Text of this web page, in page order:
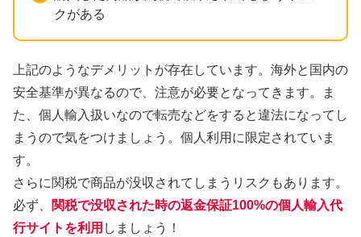
クがある
上記のようなデメリットが存在しています。海外と国内の
安全基準が異なるので、注意が必要となってきます。ま
た、個人輸入扱いなので転売などをすると違法になってし
まうので気をつけましょう。個人利用に限定されていま
す。
さらに関税で商品が没収されてしまうリスクもあります。
必ず、
関税で没収された時の返金保証100%の個人輸入代
行サイトを利用 しましょう！